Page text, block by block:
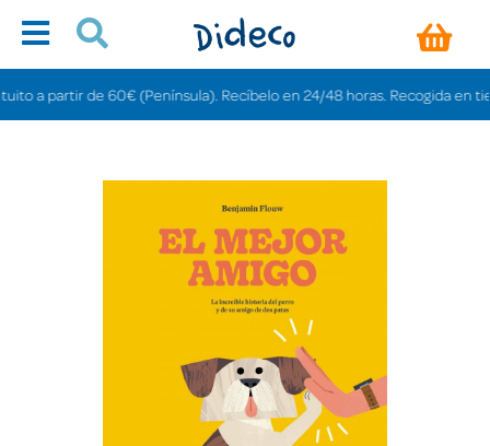
a partir de 60€ (Península). Recíbelo en 24/48 horas. Recogida en